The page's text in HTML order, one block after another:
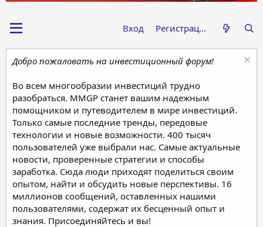
Вход Регистрация
Добро пожаловать на инвестиционный форум!
Во всем многообразии инвестиций трудно
разобраться. MMGP станет вашим надежным
помощником и путеводителем в мире инвестиций.
Только самые последние тренды, передовые
технологии и новые возможности. 400 тысяч
пользователей уже выбрали нас. Самые актуальные
новости, проверенные стратегии и способы
заработка. Сюда люди приходят поделиться своим
опытом, найти и обсудить новые перспективы. 16
миллионов сообщений, оставленных нашими
пользователями, содержат их бесценный опыт и
знания. Присоединяйтесь и вы!